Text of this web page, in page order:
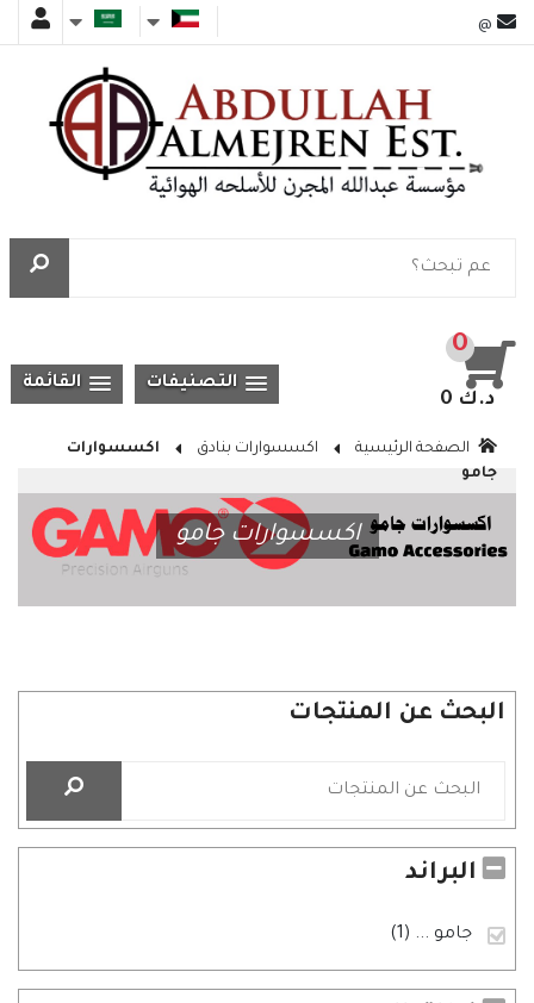
@
0
0 د.ك
القائمة التصنيفات
الصفحة الرئيسية اكسسوارات بنادق
اكسسوارات
جامو
اكسسوارات جامو
البحث عن المنتجات
البراند
جامو ... (1)